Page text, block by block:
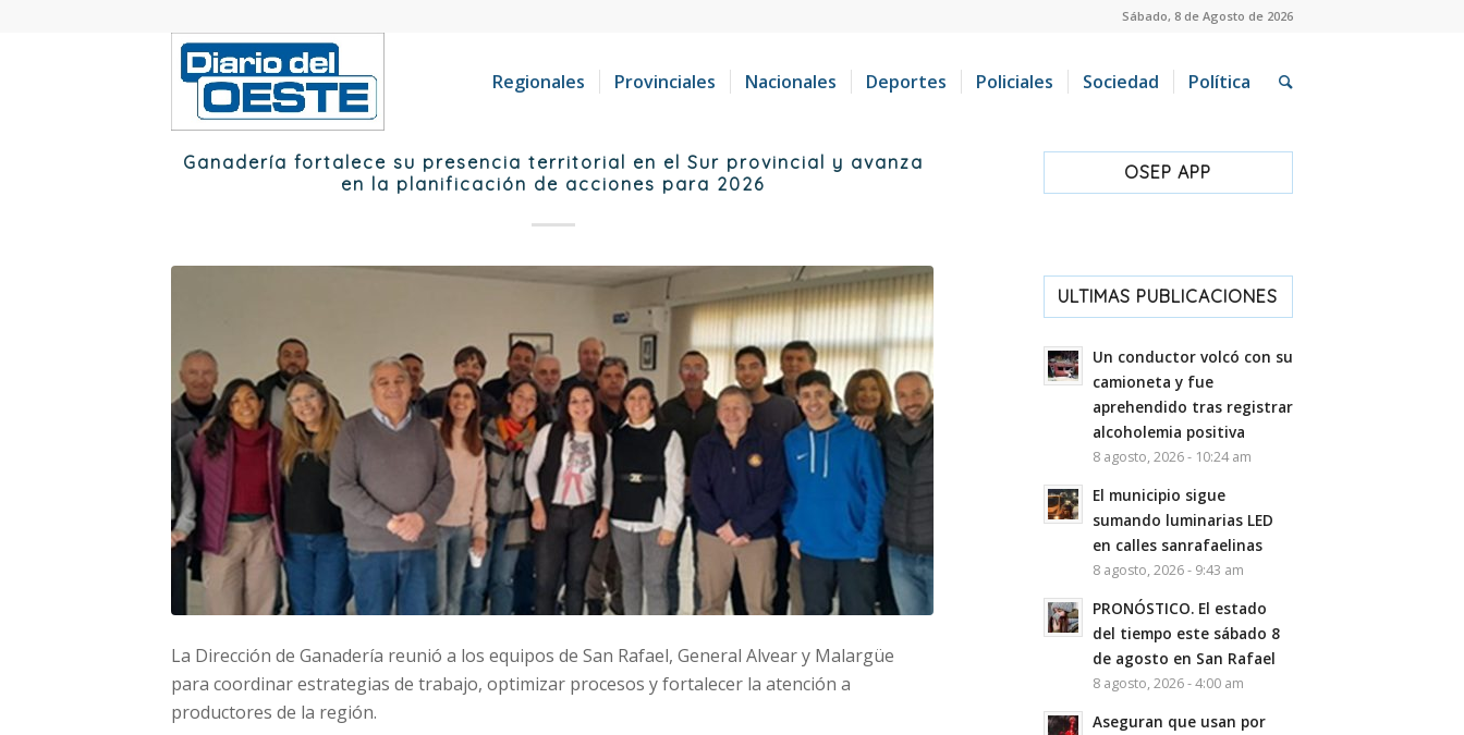
Sábado, 8 de Agosto de 2026
Regionales Provinciales Nacionales Deportes Policiales Sociedad Política
Ganadería fortalece su presencia territorial en el Sur provincial y avanza
en la planificación de acciones para 2026
La Dirección de Ganadería reunió a los equipos de San Rafael, General Alvear y Malargüe
para coordinar estrategias de trabajo, optimizar procesos y fortalecer la atención a
productores de la región.
OSEP APP
ULTIMAS PUBLICACIONES
Un conductor volcó con su
camioneta y fue
aprehendido tras registrar
alcoholemia positiva
8 agosto, 2026 - 10:24 am
El municipio sigue
sumando luminarias LED
en calles sanrafaelinas
8 agosto, 2026 - 9:43 am
PRONÓSTICO. El estado
del tiempo este sábado 8
de agosto en San Rafael
8 agosto, 2026 - 4:00 am
Aseguran que usan por